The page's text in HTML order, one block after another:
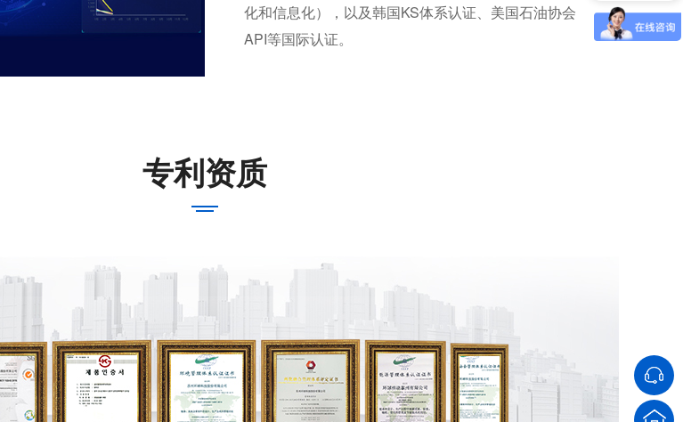
化和信息化），以及韩国KS体系认证、美国石油协会
API等国际认证。
专利资质